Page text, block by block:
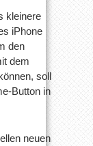
kleinere
iPhone
den
dem
soll
Button in
neuen